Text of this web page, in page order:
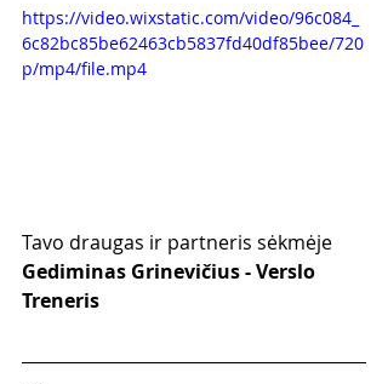
https://video.wixstatic.com/video/96c084_
6c82bc85be62463cb5837fd40df85bee/720
p/mp4/file.mp4
Tavo draugas ir partneris sėkmėje
Gediminas Grinevičius - Verslo
Treneris